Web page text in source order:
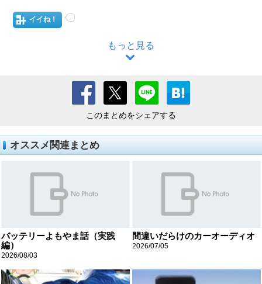
イイね！
もっと見る
このまとめをシェアする
オススメ関連まとめ
バッテリーよもやま話（実践
編）
2026/08/03
間違いだらけのカーオーディオ
2026/07/05